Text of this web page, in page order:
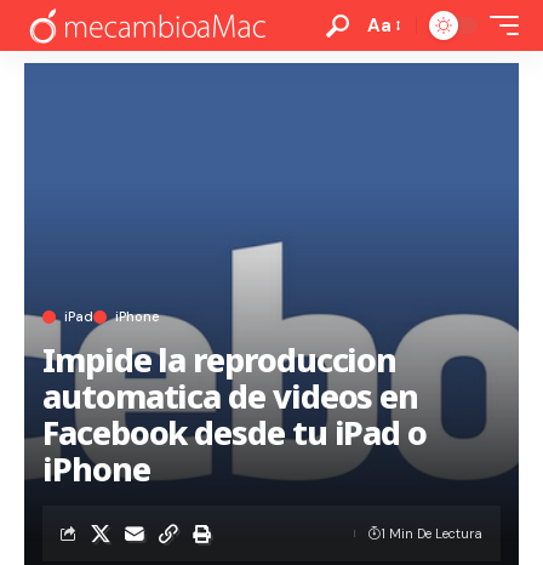
Aa
iPad iPhone
Impide la reproduccion
automatica de videos en
Facebook desde tu iPad o
iPhone
1 Min De Lectura